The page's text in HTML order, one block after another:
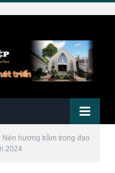
Nén hương trầm trong đạo
2024